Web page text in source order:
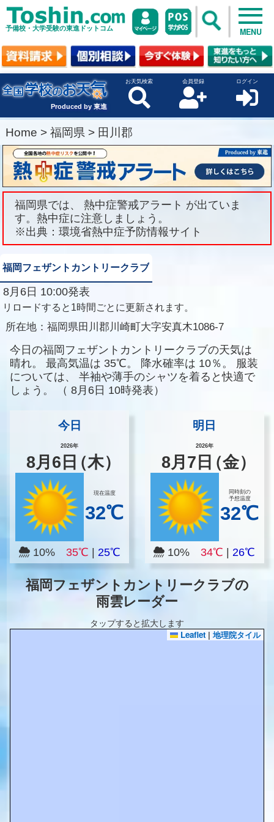
予備校・大学受験の東進ドットコム MENU
Produced by 東進
お天気検索 会員登録 ログイン
Home > 福岡県 > 田川郡
福岡県では、 熱中症警戒アラート が出ていま
す。熱中症に注意しましょう。
※出典：環境省熱中症予防情報サイト
福岡フェザントカントリークラブ
8月6日 10:00発表
リロードすると1時間ごとに更新されます。
所在地： 福岡県田川郡川崎町大字安真木1086-7
今日の福岡フェザントカントリークラブの天気は
晴れ。
最高気温は 35℃。 降水確率は 10％。
服装
については、
半袖や薄手のシャツを着ると快適で
しょう。
（ 8月6日 10時発表）
今日
2026年
8月 6 日（木）
現在温度
32℃
10% 35℃ 25℃
明日
2026年
8月 7 日（金）
同時刻の
予想温度
32℃
10%34℃ |26℃
福岡フェザントカントリークラブの
雨雲レーダー
タップすると拡大します
Leaflet | 地理院タイル